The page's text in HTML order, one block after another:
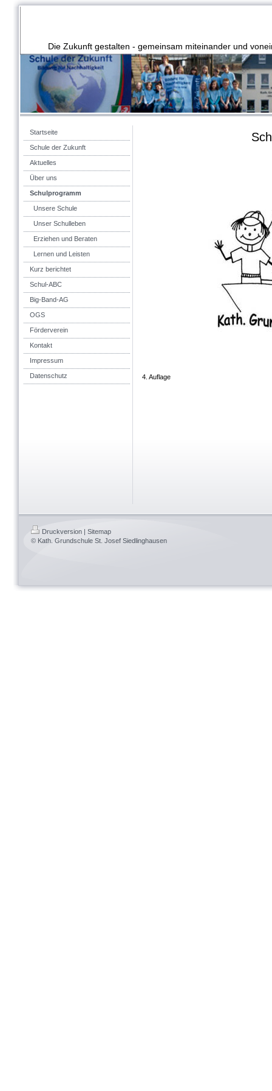
Die Zukunft gestalten - gemeinsam miteinander und
Startseite
Schule der Zukunft
Aktuelles
Über uns
Schulprogramm
Unsere Schule
Unser Schulleben
Erziehen und Beraten
Lernen und Leisten
Kurz berichtet
Schul-ABC
Big-Band-AG
OGS
Förderverein
Kontakt
Impressum
Datenschutz 4. Auflage
Druckversion | Sitemap
© Kath. Grundschule St. Josef Siedlinghausen